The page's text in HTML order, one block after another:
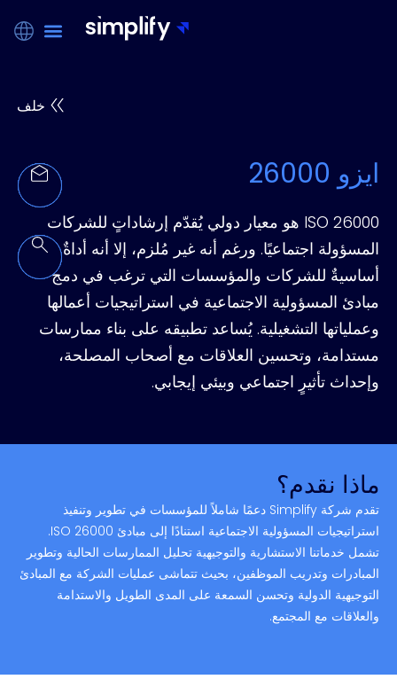
خلف
ايزو 26000
ISO 26000 هو معيار دولي يُقدّم إرشاداتٍ للشركات
المسؤولة اجتماعيًا. ورغم أنه غير مُلزم، إلا أنه أداةٌ
أساسيةٌ للشركات والمؤسسات التي ترغب في دمج
مبادئ المسؤولية الاجتماعية في استراتيجيات أعمالها
وعملياتها التشغيلية. يُساعد تطبيقه على بناء ممارسات
مستدامة، وتحسين العلاقات مع أصحاب المصلحة،
وإحداث تأثيرٍ اجتماعي وبيئي إيجابي.
ماذا نقدم؟
تقدم شركة Simplify دعمًا شاملاً للمؤسسات في تطوير وتنفيذ
استراتيجيات المسؤولية الاجتماعية استنادًا إلى مبادئ ISO 26000.
تشمل خدماتنا الاستشارية والتوجيهية تحليل الممارسات الحالية وتطوير
المبادرات وتدريب الموظفين، بحيث تتماشى عمليات الشركة مع المبادئ
التوجيهية الدولية وتحسن السمعة على المدى الطويل والاستدامة
والعلاقات مع المجتمع.